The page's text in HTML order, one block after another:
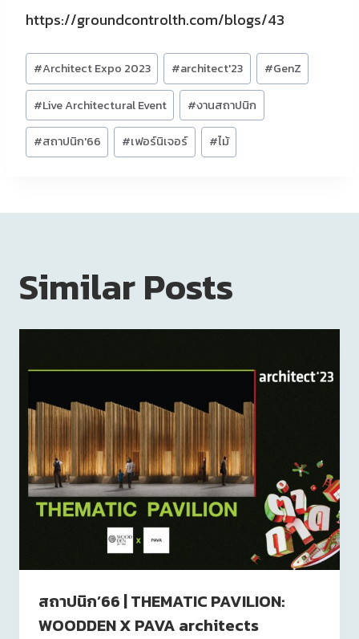
https://groundcontrolth.com/blogs/43
Post
Tags:
#Architect Expo 2023 #architect'23 #GenZ
#Live Architectural Event #งานสถาปนิก
#สถาปนิก'66 #เฟอร์นิเจอร์ #ไม้
Similar Posts
สถาปนิก’66 | THEMATIC PAVILION:
WOODDEN X PAVA architects